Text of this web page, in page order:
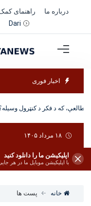
درباره ما راهنمای
Dari
اخبار فوری
که د فکر د کنټرول
۱۸ مرداد ۱۴۰۵
اپلیکیشن ما را دانلود کنید
با اپلیکیشن موبایل ما در هر
خانه پست ها